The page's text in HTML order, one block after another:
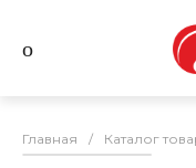
Главная / Каталог